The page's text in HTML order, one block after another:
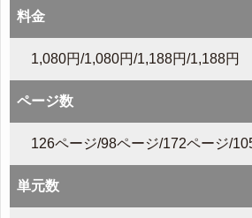
料金
1,080円/1,080円/1,188円/1,188円
ページ数
126ページ/98ページ/172ページ/
単元数